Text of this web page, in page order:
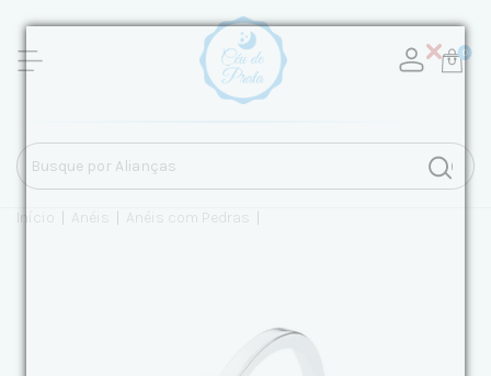
0
Início Anéis Anéis com Pedras